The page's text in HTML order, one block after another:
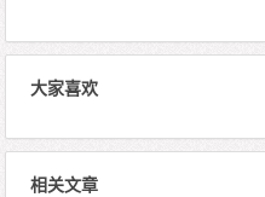
大家喜欢
相关文章